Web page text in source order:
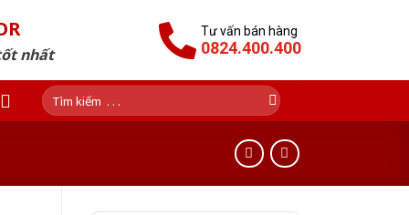
nhất
Tư vấn bán hàng
0824.400.400
Tìm
kiếm: